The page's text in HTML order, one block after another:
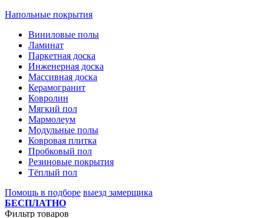
Напольные покрытия
Виниловые полы
Ламинат
Паркетная доска
Инженерная доска
Массивная доска
Керамогранит
Ковролин
Мягкий пол
Мармолеум
Модульные полы
Ковровая плитка
Пробковый пол
Резиновые покрытия
Тёплый пол
Помощь в подборе выезд замерщика
БЕСПЛАТНО
Фильтр товаров